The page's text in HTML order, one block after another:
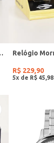
PRETO
R$ 229,90
5x de R$ 45 98